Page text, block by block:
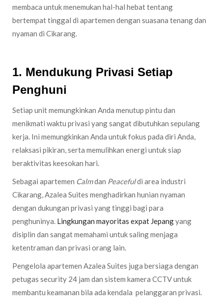
membaca untuk menemukan hal-hal hebat tentang
bertempat tinggal di apartemen dengan suasana tenang dan
nyaman di Cikarang.
1. Mendukung Privasi Setiap
Penghuni
Setiap unit memungkinkan Anda menutup pintu dan
menikmati waktu privasi yang sangat dibutuhkan sepulang
kerja. Ini memungkinkan Anda untuk fokus pada diri Anda,
relaksasi pikiran, serta memulihkan energi untuk siap
beraktivitas keesokan hari.
Sebagai apartemen Calmdan Peacefuldi area industri
Cikarang, Azalea Suites menghadirkan hunian nyaman
dengan dukungan privasi yang tinggi bagi para
penghuninya. Lingkungan mayoritas expat Jepangyang
disiplin dan sangat memahami untuk saling menjaga
ketentraman dan privasi orang lain.
Pengelola apartemen Azalea Suites juga bersiaga dengan
petugas security 24 jam dan sistem kamera CCTV untuk
membantu keamanan bila ada kendala pelanggaran privasi.